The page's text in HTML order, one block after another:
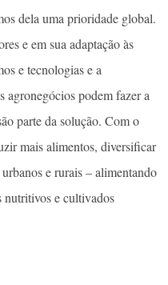
dela uma prioridade global.
e em sua adaptação às
e tecnologias e a
agronegócios podem fazer a
parte da solução. Com o
mais alimentos, diversificar
e rurais ­– alimentando
nutritivos e cultivados